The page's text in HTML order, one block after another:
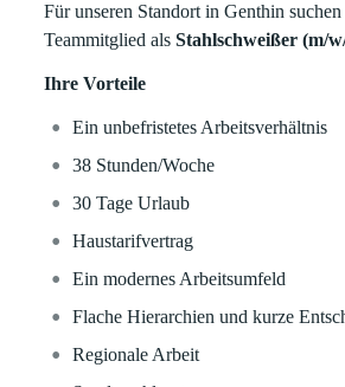
Für unseren Standort in Genthin
Teammitglied als Stahlschweißer (m/
Ihre Vorteile
Ein unbefristetes Arbeitsverhältnis
38 Stunden/Woche
30 Tage Urlaub
Haustarifvertrag
Ein modernes Arbeitsumfeld
Flache Hierarchien und kurze
Regionale Arbeit